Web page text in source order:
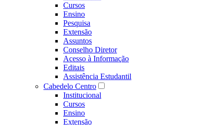
Cursos
Ensino
Pesquisa
Extensão
Assuntos
Conselho Diretor
Acesso à Informação
Editais
Assistência Estudantil
Cabedelo Centro
Institucional
Cursos
Ensino
Extensão